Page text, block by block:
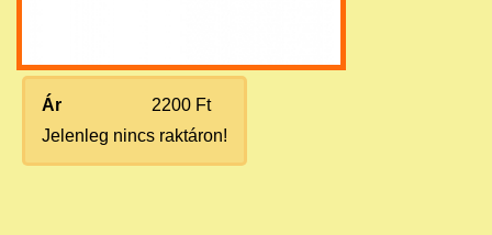
Ár
2200 Ft
Jelenleg nincs raktáron!